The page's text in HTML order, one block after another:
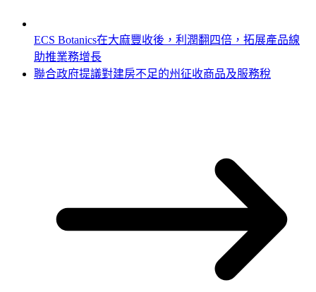
ECS Botanics在大麻豐收後，利潤翻四倍，拓展產品線
助推業務增長
聯合政府提議對建房不足的州征收商品及服務稅